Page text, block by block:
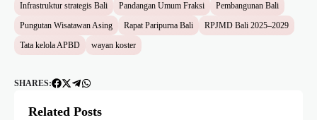
Infrastruktur strategis Bali
Pandangan Umum Fraksi
Pembangunan Bali
Pungutan Wisatawan Asing
Rapat Paripurna Bali
RPJMD Bali 2025–2029
Tata kelola APBD
wayan koster
SHARES:
Related Posts